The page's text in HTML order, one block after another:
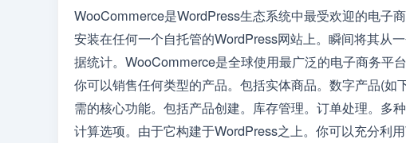
WooCommerce是WordPress生态系统中最受欢迎的电子
安装在任何一个自托管的WordPress网站上。瞬间将其从
据统计。WooCommerce是全球使用最广泛的电子商务平
你可以销售任何类型的产品。包括实体商品。数字产品(
需的核心功能。包括产品创建。库存管理。订单处理。多种
计算选项。由于它构建于WordPress之上。你可以充分利